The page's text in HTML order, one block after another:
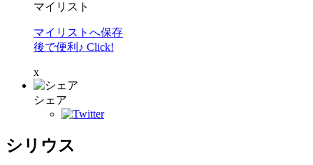
マイリスト
マイリストへ保存
後で便利♪ Click!
x
シェア
シリウス